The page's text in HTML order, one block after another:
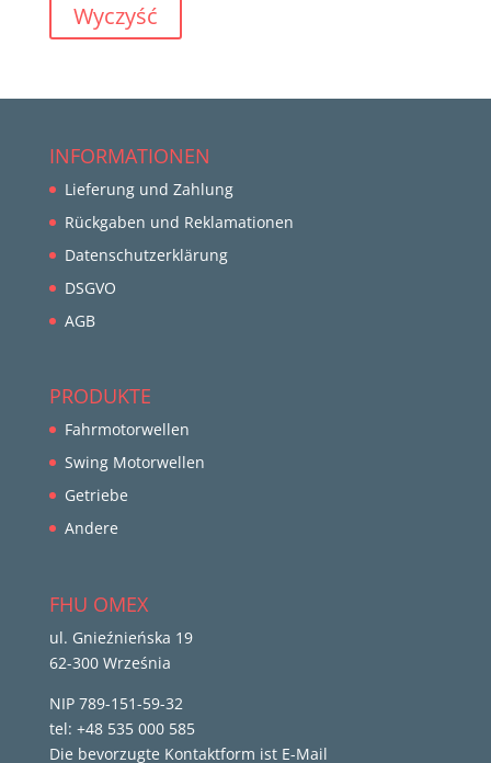
Wyczyść
INFORMATIONEN
Lieferung und Zahlung
Rückgaben und Reklamationen
Datenschutzerklärung
DSGVO
AGB
PRODUKTE
Fahrmotorwellen
Swing Motorwellen
Getriebe
Andere
FHU OMEX
ul. Gnieźnieńska 19
62-300 Września
NIP 789-151-59-32
tel: +48 535 000 585
Die bevorzugte Kontaktform ist E-Mail